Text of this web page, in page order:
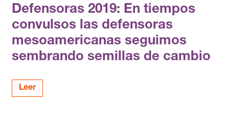
Defensoras 2019: En tiempos
convulsos las defensoras
mesoamericanas seguimos
sembrando semillas de cambio
Leer